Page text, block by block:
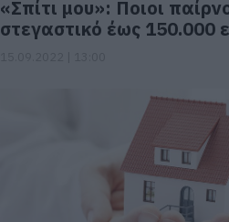
«Σπίτι μου»: Ποιοι
στεγαστικό έως 150.000